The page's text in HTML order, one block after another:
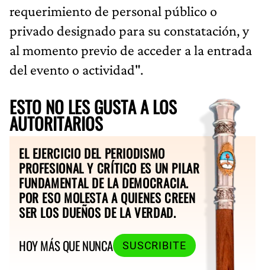
requerimiento de personal público o
privado designado para su constatación, y
al momento previo de acceder a la entrada
del evento o actividad".
ESTO NO LES GUSTA A LOS
AUTORITARIOS
EL EJERCICIO DEL PERIODISMO
PROFESIONAL Y CRÍTICO ES UN PILAR
FUNDAMENTAL DE LA DEMOCRACIA.
POR ESO MOLESTA A QUIENES CREEN
SER LOS DUEÑOS DE LA VERDAD.
HOY MÁS QUE NUNCA
SUSCRIBITE